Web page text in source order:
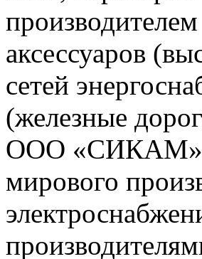
аксессуаров
сетей
(железные
ООО «СИКАМ»
мирового